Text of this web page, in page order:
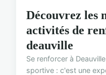
Découvrez les
activités de
deauville
Se renforcer à
sportive : c'est une